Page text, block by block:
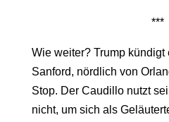
***
Wie weiter? Trump kündigt
Sanford, nördlich von
Stop. Der Caudillo nutzt
nicht, um sich als